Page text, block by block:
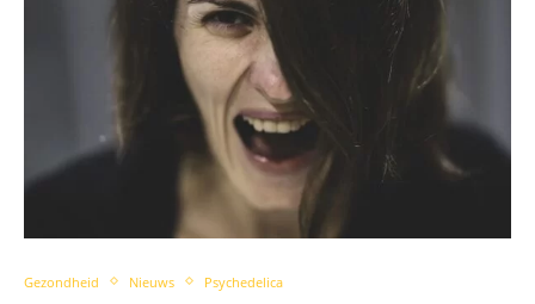
Gezondheid Nieuws Psychedelica